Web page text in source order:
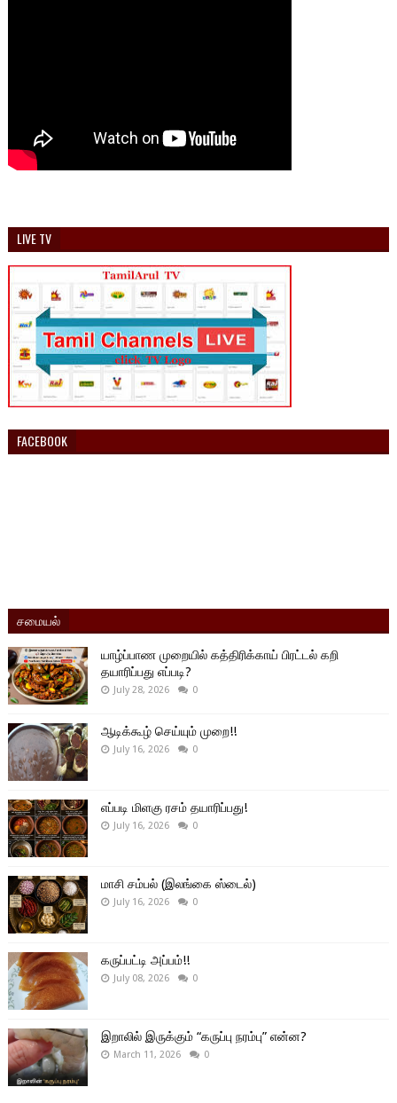
LIVE TV
FACEBOOK
சமையல்
யாழ்ப்பாண முறையில் கத்திரிக்காய் பிரட்டல் கறி
தயாரிப்பது எப்படி?
July 28, 2026 0
ஆடிக்கூழ் செய்யும் முறை!!
July 16, 2026 0
எப்படி மிளகு ரசம் தயாரிப்பது!
July 16, 2026 0
மாசி சம்பல் (இலங்கை ஸ்டைல்)
July 16, 2026 0
கருப்பட்டி அப்பம்!!
July 08, 2026 0
இறாலில் இருக்கும் “கருப்பு நரம்பு” என்ன?
March 11, 2026 0